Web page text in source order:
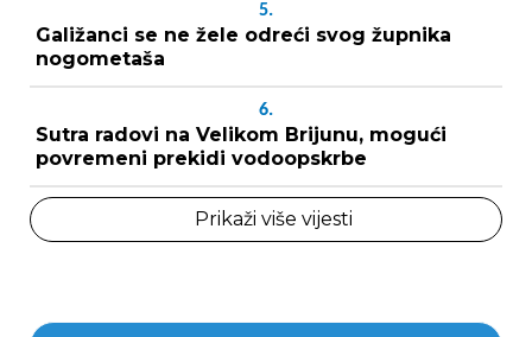
5.
Galižanci se ne žele odreći svog župnika
nogometaša
6.
Sutra radovi na Velikom Brijunu, mogući
povremeni prekidi vodoopskrbe
Prikaži više vijesti